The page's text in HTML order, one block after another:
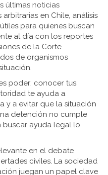
últimas noticias
en Chile, análisis
para quienes buscan
al día con los reportes
de la Corte
de organismos
poder: conocer tus
te ayuda a
y a evitar que la situación
detención no cumple
buscar ayuda legal lo
en el debate
civiles. La sociedad
juegan un papel clave